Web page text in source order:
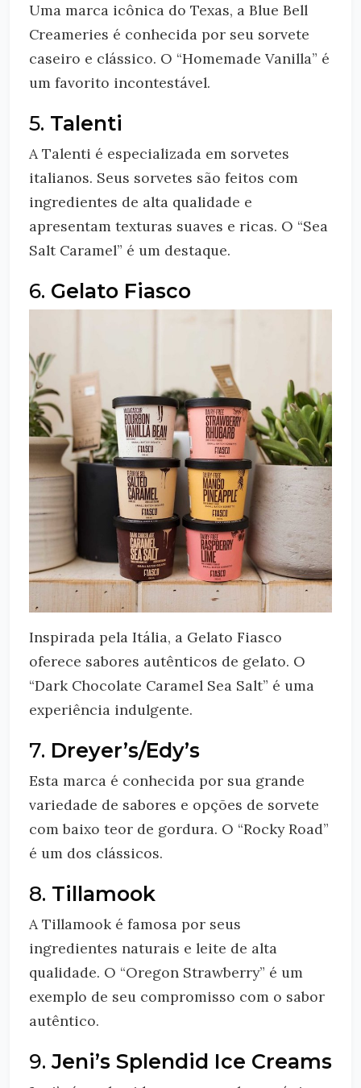
Uma marca icônica do Texas, a Blue Bell
Creameries é conhecida por seu sorvete
caseiro e clássico. O “Homemade Vanilla” é
um favorito incontestável.
5. Talenti
A Talenti é especializada em sorvetes
italianos. Seus sorvetes são feitos com
ingredientes de alta qualidade e
apresentam texturas suaves e ricas. O “Sea
Salt Caramel” é um destaque.
6. Gelato Fiasco
Inspirada pela Itália, a Gelato Fiasco
oferece sabores autênticos de gelato. O
“Dark Chocolate Caramel Sea Salt” é uma
experiência indulgente.
7. Dreyer’s/Edy’s
Esta marca é conhecida por sua grande
variedade de sabores e opções de sorvete
com baixo teor de gordura. O “Rocky Road”
é um dos clássicos.
8. Tillamook
A Tillamook é famosa por seus
ingredientes naturais e leite de alta
qualidade. O “Oregon Strawberry” é um
exemplo de seu compromisso com o sabor
autêntico.
9.Jeni’s Splendid Ice Creams